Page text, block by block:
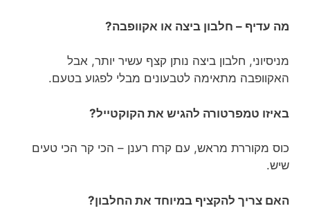
מה עדיף – חלבון ביצה או אקוופבה?
מניסיוני, חלבון ביצה נותן קצף עשיר יותר, אבל
האקוופבה מתאימה לטבעונים מבלי לפגוע בטעם.
באיזו טמפרטורה להגיש את הקוקטייל?
כוס מקוררת מראש, עם קרח רענן – הכי קר הכי טעים
שיש.
האם צריך להקציף במיוחד את החלבון?